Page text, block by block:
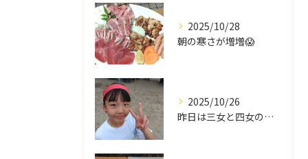
2025/10/28
朝の寒さが増増😱
2025/10/26
昨日は三女と四女の運動会🥰